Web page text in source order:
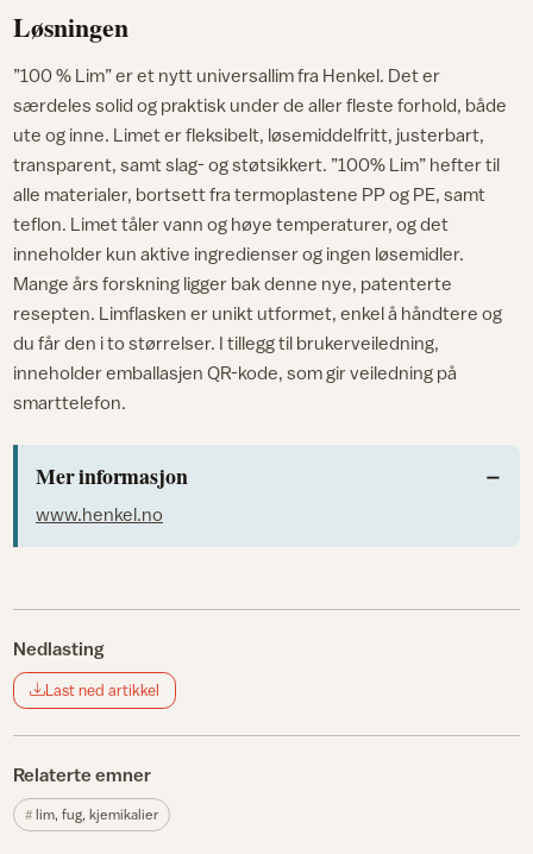
Løsningen
”100 % Lim” er et nytt universallim fra Henkel. Det er
særdeles solid og praktisk under de aller fleste forhold, både
ute og inne. Limet er fleksibelt, løsemiddelfritt, justerbart,
transparent, samt slag- og støtsikkert. ”100% Lim” hefter til
alle materialer, bortsett fra termoplastene PP og PE, samt
teflon. Limet tåler vann og høye temperaturer, og det
inneholder kun aktive ingredienser og ingen løsemidler.
Mange års forskning ligger bak denne nye, patenterte
resepten. Limflasken er unikt utformet, enkel å håndtere og
du får den i to størrelser. I tillegg til brukerveiledning,
inneholder emballasjen QR-kode, som gir veiledning på
smarttelefon.
Mer informasjon
www.henkel.no
Nedlasting
Last ned artikkel
Relaterte emner
lim, fug, kjemikalier